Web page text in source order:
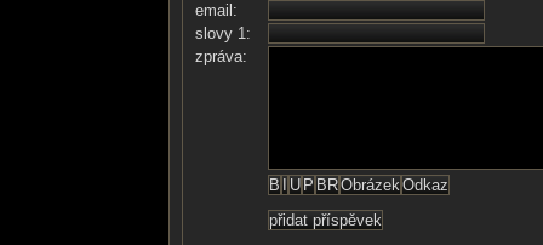
email:
slovy 1:
zpráva: